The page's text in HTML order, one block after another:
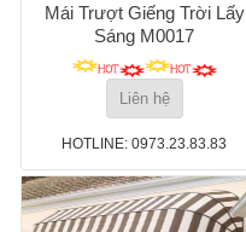
Mái Trượt Giếng Trời Lấy
Sáng M0017
Liên hệ
HOTLINE: 0973.23.83.83